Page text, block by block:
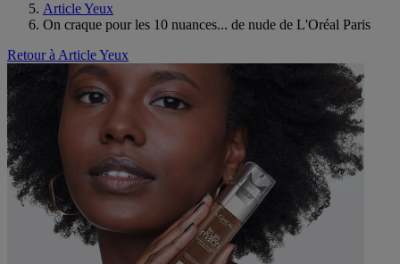
Article Yeux
On craque pour les 10 nuances... de nude de L'Oréal Paris
Retour à Article Yeux